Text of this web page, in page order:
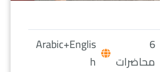
6
محاضرات
Arabic+Englis
h